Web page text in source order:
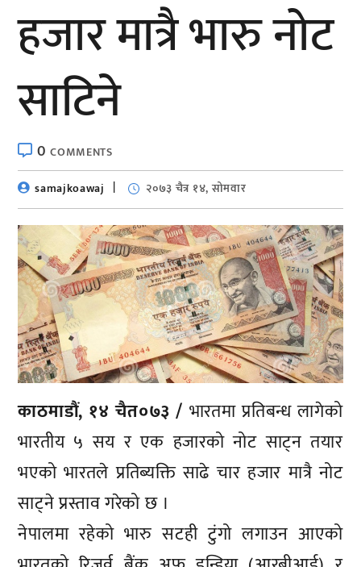
हजार मात्रै भारु नोट
साटिने
0COMMENTS
samajkoawaj
२०७३ चैत्र १४, सोमवार
काठमाडौं, १४ चैत०७३ / भारतमा प्रतिबन्ध लागेको
भारतीय ५ सय र एक हजारको नोट साट्न तयार
भएको भारतले प्रतिब्यक्ति साढे चार हजार मात्रै नोट
साट्ने प्रस्ताव गरेको छ ।
नेपालमा रहेको भारु सटही टुंगो लगाउन आएको